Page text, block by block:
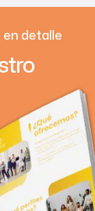
detalle